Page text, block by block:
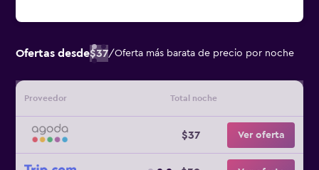
Ofertas desde$37/Oferta más barata de precio por noche
Proveedor Total noche
$37 Ver oferta